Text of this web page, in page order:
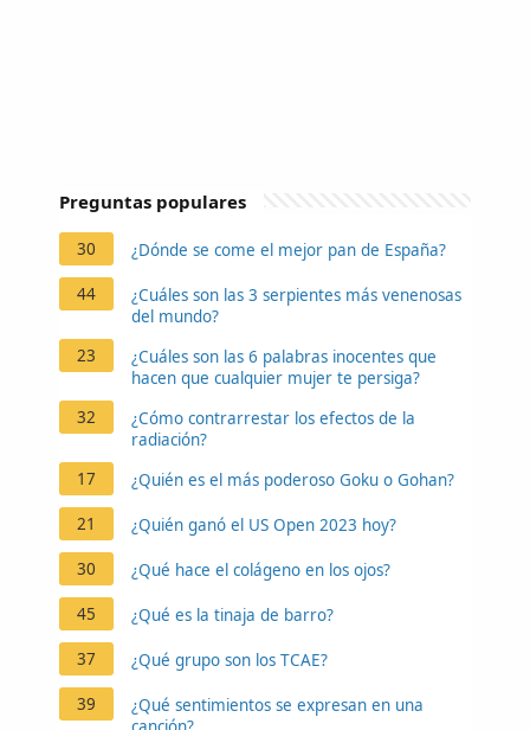
Preguntas populares
30 ¿Dónde se come el mejor pan de España?
44
¿Cuáles son las 3 serpientes más venenosas
del mundo?
23
¿Cuáles son las 6 palabras inocentes que
hacen que cualquier mujer te persiga?
32
¿Cómo contrarrestar los efectos de la
radiación?
17
¿Quién es el más poderoso Goku o Gohan?
21 ¿Quién ganó el US Open 2023 hoy?
30 ¿Qué hace el colágeno en los ojos?
45 ¿Qué es la tinaja de barro?
37 ¿Qué grupo son los TCAE?
39
¿Qué sentimientos se expresan en una